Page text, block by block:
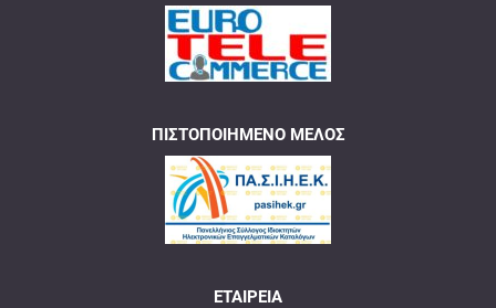
ΠΙΣΤΟΠΟΙΗΜΈΝΟ ΜΈΛΟΣ
ΕΤΑΙΡΕΊΑ